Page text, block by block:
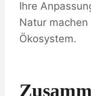
Ihre
Natur
Ökosystem.